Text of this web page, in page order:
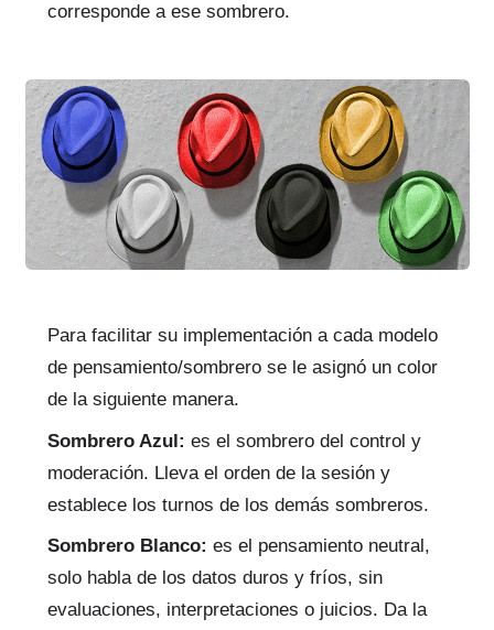
corresponde a ese sombrero.
Para facilitar su implementación a cada modelo
de pensamiento/sombrero se le asignó un color
de la siguiente manera.
Sombrero Azul: es el sombrero del control y
moderación. Lleva el orden de la sesión y
establece los turnos de los demás sombreros.
Sombrero Blanco: es el pensamiento neutral,
solo habla de los datos duros y fríos, sin
evaluaciones, interpretaciones o juicios. Da la